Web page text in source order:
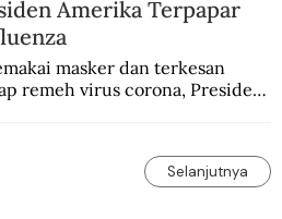
Amerika Terpapar
masker dan terkesan
remeh virus corona, Presiden
yang terkena Flu Spanyol.
Selanjutnya